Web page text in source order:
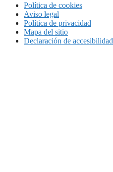
Política de cookies
Aviso legal
Política de privacidad
Mapa del sitio
Declaración de accesibilidad